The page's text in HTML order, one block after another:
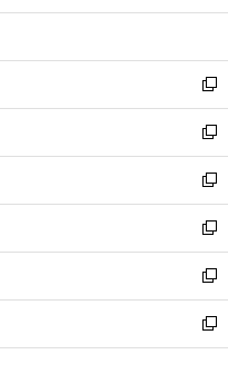
開
ウ
開
く
ン
ウ
で
開
く
ウ
ン
ド
ウ
で
開
く
新
し
い
ウ
ィ
ン
ド
ウ
で
開
く
新
し
い
ウ
ィ
ン
ド
ウ
で
開
新
し
い
ウ
ィ
ン
ド
ウ
新
し
い
ウ
ィ
ン
新
し
い
ウ
新
し